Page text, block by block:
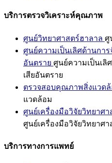
บริการตรวจวิเคราะห์คุณภาพ
ศูนย์วิทยาศาสตร์ฮาลาล ศู
ศูนย์ความเป็นเลิศด้านกา
อันตราย ศูนย์ความเป็นเลิ
เสียอันตราย
ตรวจสอบคุณภาพสิ่งแวดล้
แวดล้อม
ศูนย์เครื่องมือวิจัยวิทยาศา
ศูนย์เครื่องมือวิจัยวิทยาศา
บริการทางการแพทย์